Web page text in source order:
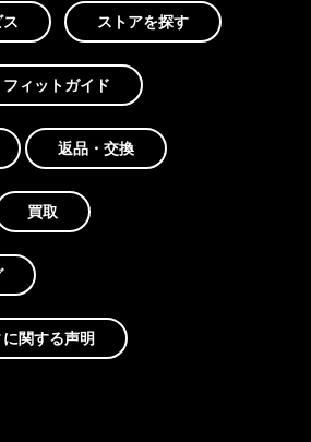
ストアを探す
ィットガイド
返品・交換
買取
関する声明